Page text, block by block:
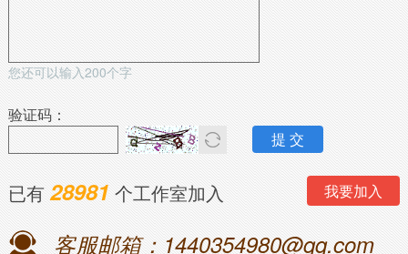
您还可以输入200个字
验证码：
已有28981 个工作室加入 我要加入
客服邮箱：1440354980@qq.com